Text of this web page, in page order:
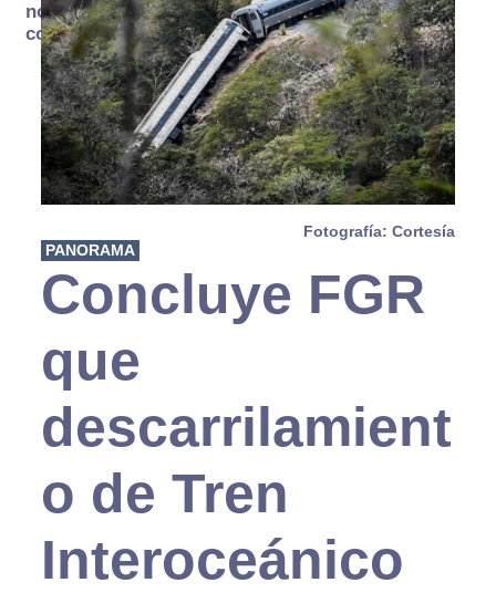
no se
consume
Fotografía: Cortesía
PANORAMA
Concluye FGR
que
descarrilamient
o de Tren
Interoceánico